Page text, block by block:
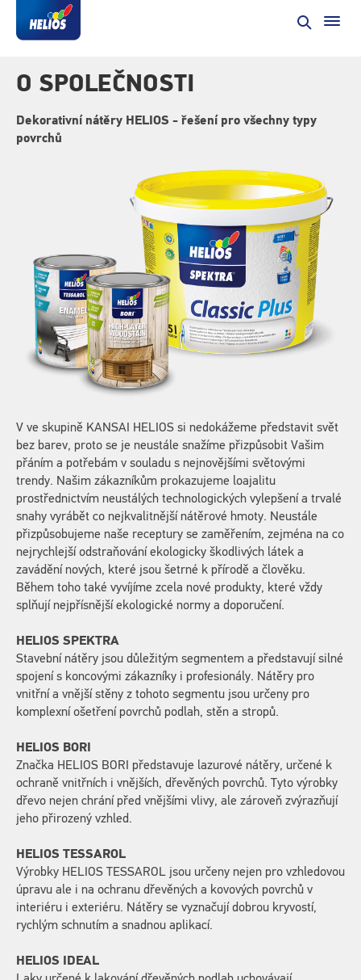
O SPOLEČNOSTI
Dekorativní nátěry HELIOS - řešení pro všechny typy
povrchů
V ve skupině KANSAI HELIOS si nedokážeme představit svět
bez barev, proto se je neustále snažíme přizpůsobit Vašim
přáním a potřebám v souladu s nejnovějšími světovými
trendy. Našim zákazníkům prokazujeme loajalitu
prostřednictvím neustálých technologických vylepšení a trvalé
snahy vyrábět co nejkvalitnější nátěrové hmoty. Neustále
přizpůsobujeme naše receptury se zaměřením, zejména na co
nejrychlejší odstraňování ekologicky škodlivých látek a
zavádění nových, které jsou šetrné k přírodě a člověku.
Během toho také vyvíjíme zcela nové produkty, které vždy
splňují nejpřísnější ekologické normy a doporučení.
HELIOS SPEKTRA
Stavební nátěry jsou důležitým segmentem a představují silné
spojení s koncovými zákazníky i profesionály. Nátěry pro
vnitřní a vnější stěny z tohoto segmentu jsou určeny pro
komplexní ošetření povrchů podlah, stěn a stropů.
HELIOS BORI
Značka HELIOS BORI představuje lazurové nátěry, určené k
ochraně vnitřních i vnějších, dřevěných povrchů. Tyto výrobky
dřevo nejen chrání před vnějšími vlivy, ale zároveň zvýrazňují
jeho přirozený vzhled.
HELIOS TESSAROL
Výrobky HELIOS TESSAROL jsou určeny nejen pro vzhledovou
úpravu ale i na ochranu dřevěných a kovových povrchů v
interiéru i exteriéru. Nátěry se vyznačují dobrou kryvostí,
rychlým schnutím a snadnou aplikací.
HELIOS IDEAL